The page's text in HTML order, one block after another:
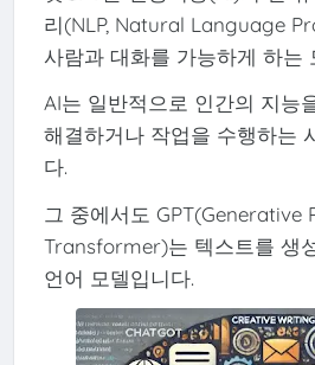
리(NLP, Natural Language
사람과 대화를 가능하게 하는
AI는 일반적으로 인간의 지능
해결하거나 작업을 수행하는
다.
그 중에서도 GPT(Generative
Transformer)는 텍스트를 생
언어 모델입니다.